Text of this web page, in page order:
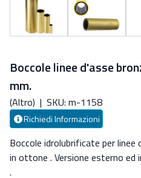
Boccole linee d'asse
mm.
(Altro) | SKU: m-1158
Richiedi Informazioni
Boccole idrolubrificate per linee
in ottone . Versione esterno ed
.